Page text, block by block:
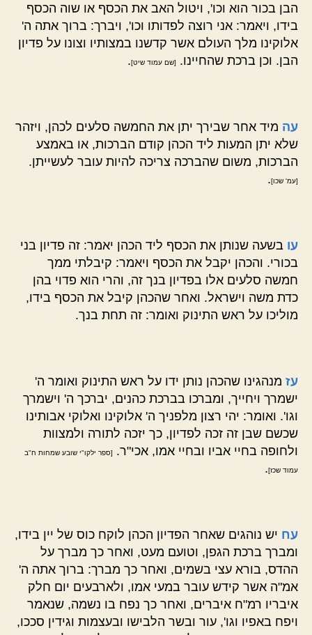
הבן בכור הוא וכו', ויטול האב את הכסף או שוה הכסף
בידו, ויאמר: אני רוצה לפדותו וכו', ויברך: ברוך אתה ה'
אלוקינו מלך העולם אשר קדשנו במצותיו וצונו על פדיון
הבן. וכן ברכת שהחיינו.
[שם עמוד שיט].
עה מיד אחר שבירך יתן את החמשה סלעים לכהן, ויזהר
שלא יתן המעות ליד הכהן קודם הברכות, או באמצע
הברכות, משום שהברכה צריכה להיות עובר לעשייתן.
[עמ' שכו].
עו בשעה שנותן את הכסף ליד הכהן יאמר: זה פדיון בני
בכורי. והכהן יקבל את הכסף ויאמר: קיבלתי ממך
חמשה סלעים אלו בפדיון בנך זה, והרי הוא פדוי בהן
כדת משה וישראל. ואחר שהכהן קיבל את הכסף בידו,
מוליכו על ראש התינוק ואומר: זה תחת בנך.
עז מנהגינו שהכהן נותן ידו על ראש התינוק ואומר ה'
ישמרך ויחייך, ומברכו בברכת כהנים, יברכך ה' וישמרך
וגו'. ואומר: יהי רצון מלפניך ה' אלוקינו ואלוקי אבותינו
שכשם שבן זה זכה לפדיון, כך יזכה לתורה ולמצוות
ולחופה בחיי אביו ובחיי אמו, אכי"ר.
[ספר ילקו"י שובע שמחות ח"ב
עמוד שכז].
עח יש נוהגים שאחר הפדיון הכהן לוקח כוס של יין בידו,
ומברך ברכת הגפן, וטועם מעט, ואחר כך מברך על
ההדס, בורא עצי בשמים, ואחר כך מברך: ברוך אתה ה'
אמ"ה אשר קידש עובר במעי אמו, ולארבעים יום חלק
איבריו רמ"ח איברים, ואחר כך נפח בו נשמה, שנאמר
ויפח באפיו וגו', עור ובשר הלבישו ובעצמות וגידין סככו,